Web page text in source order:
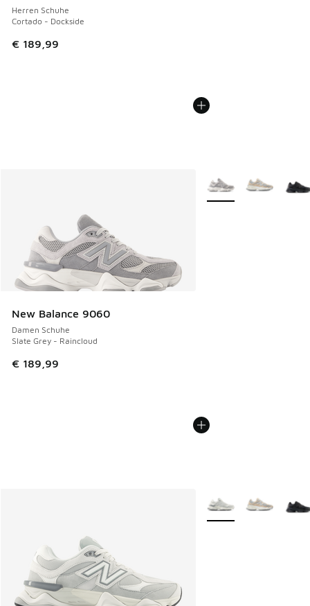
Herren Schuhe
Cortado - Dockside
€ 189,99
New Balance 9060
Damen Schuhe
Slate Grey - Raincloud
€ 189,99
Weitere Farben
Weitere Farben